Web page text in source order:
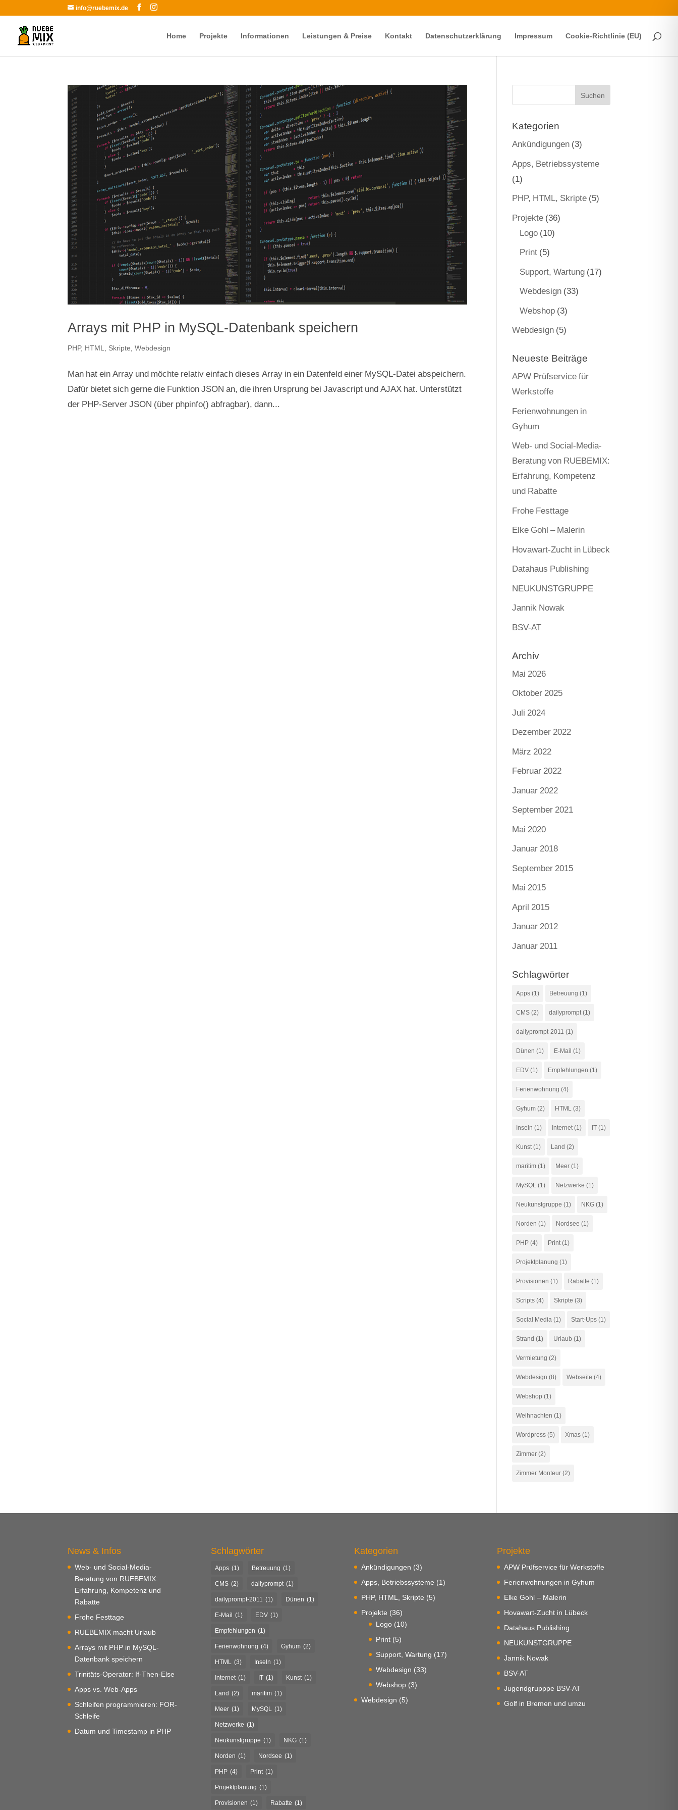
info@ruebemix.de
Home Projekte Informationen Leistungen & Preise Kontakt Datenschutzerklärung Impressum Cookie-Richtlinie (EU)
Arrays mit PHP in MySQL-Datenbank speichern
PHP, HTML, Skripte,Webdesign
Man hat ein Array und möchte relativ einfach dieses Array in ein Datenfeld einer MySQL-Datei abspeichern.
Dafür bietet sich gerne die Funktion JSON an, die ihren Ursprung bei Javascript und AJAX hat. Unterstützt
der PHP-Server JSON (über phpinfo() abfragbar), dann...
Kategorien
Ankündigungen (3)
Apps, Betriebssysteme
(1)
PHP, HTML, Skripte (5)
Projekte (36)
Logo (10)
Print (5)
Support, Wartung (17)
Webdesign (33)
Webshop (3)
Webdesign (5)
Neueste Beiträge
APW Prüfservice für
Werkstoffe
Ferienwohnungen in
Gyhum
Web- und Social-Media-
Beratung von RUEBEMIX:
Erfahrung, Kompetenz
und Rabatte
Frohe Festtage
Elke Gohl – Malerin
Hovawart-Zucht in Lübeck
Datahaus Publishing
NEUKUNSTGRUPPE
Jannik Nowak
BSV-AT
Archiv
Mai 2026
Oktober 2025
Juli 2024
Dezember 2022
März 2022
Februar 2022
Januar 2022
September 2021
Mai 2020
Januar 2018
September 2015
Mai 2015
April 2015
Januar 2012
Januar 2011
Schlagwörter
Apps(1) Betreuung (1)
CMS(2) dailyprompt(1)
dailyprompt-2011 (1)
Dünen (1) E-Mail (1)
EDV(1) Empfehlungen (1)
Ferienwohnung (4)
Gyhum(2) HTML(3)
Inseln (1) Internet(1) IT(1)
Kunst(1) Land (2)
maritim(1) Meer(1)
MySQL(1) Netzwerke (1)
Neukunstgruppe (1) NKG(1)
Norden (1) Nordsee (1)
PHP(4) Print(1)
Projektplanung (1)
Provisionen (1) Rabatte (1)
Scripts(4) Skripte (3)
Social Media(1) Start-Ups(1)
Strand (1) Urlaub (1)
Vermietung (2)
Webdesign (8) Webseite (4)
Webshop (1)
Weihnachten (1)
Wordpress(5) Xmas(1)
Zimmer(2)
Zimmer Monteur(2)
News & Infos
Web- und Social-Media-
Beratung von RUEBEMIX:
Erfahrung, Kompetenz und
Rabatte
Frohe Festtage
RUEBEMIX macht Urlaub
Arrays mit PHP in MySQL-
Datenbank speichern
Trinitäts-Operator: If-Then-Else
Apps vs. Web-Apps
Schleifen programmieren: FOR-
Schleife
Datum und Timestamp in PHP
Schlagwörter
Apps (1) Betreuung (1)
CMS (2) dailyprompt (1)
dailyprompt-2011 (1) Dünen (1)
E-Mail (1) EDV (1)
Empfehlungen (1)
Ferienwohnung (4) Gyhum (2)
HTML (3) Inseln (1)
Internet (1) IT (1) Kunst (1)
Land (2) maritim (1)
Meer (1) MySQL (1)
Netzwerke (1)
Neukunstgruppe (1) NKG (1)
Norden (1) Nordsee (1)
PHP (4) Print (1)
Projektplanung (1)
Provisionen (1) Rabatte (1)
Kategorien
Ankündigungen (3)
Apps, Betriebssysteme (1)
PHP, HTML, Skripte (5)
Projekte (36)
Logo(10)
Print(5)
Support, Wartung (17)
Webdesign (33)
Webshop(3)
Webdesign (5)
Projekte
APW Prüfservice für Werkstoffe
Ferienwohnungen in Gyhum
Elke Gohl – Malerin
Hovawart-Zucht in Lübeck
Datahaus Publishing
NEUKUNSTGRUPPE
Jannik Nowak
BSV-AT
Jugendgrupppe BSV-AT
Golf in Bremen und umzu